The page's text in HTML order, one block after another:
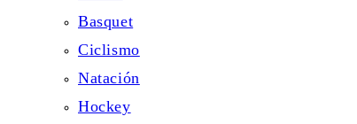
Basquet
Ciclismo
Natación
Hockey